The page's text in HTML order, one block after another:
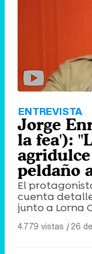
ENTREVISTA
Jorge
la fea'):
peldaño
El
cuenta
junto a Lorna
4.779 vistas |26